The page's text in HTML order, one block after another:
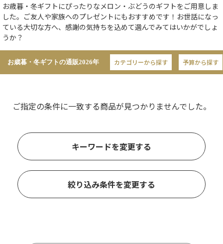
お歳暮・冬ギフトにぴったりなメロン・ぶどうのギフトをご用意しま
した。ご友人や家族へのプレゼントにもおすすめです！お世話になっ
ている大切な方へ、感謝の気持ちを込めて選んでみてはいかがでしょ
うか？
お歳暮・冬ギフトの通販2026年 カテゴリーから探す 予算から探す
ご指定の条件に一致する商品が見つかりませんでした。
キーワードを変更する
絞り込み条件を変更する